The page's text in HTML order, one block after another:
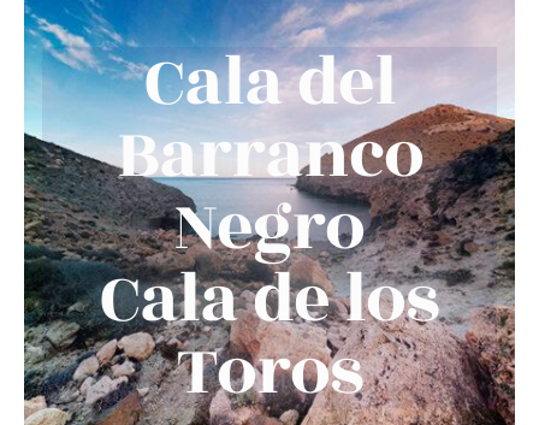
Cala del
Barranco
Negro
Cala de los
Toros